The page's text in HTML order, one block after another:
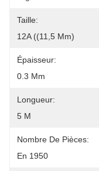
Taille:
12A ((11,5 Mm)
Épaisseur:
0.3 Mm
Longueur:
5 M
Nombre De Pièces:
En 1950